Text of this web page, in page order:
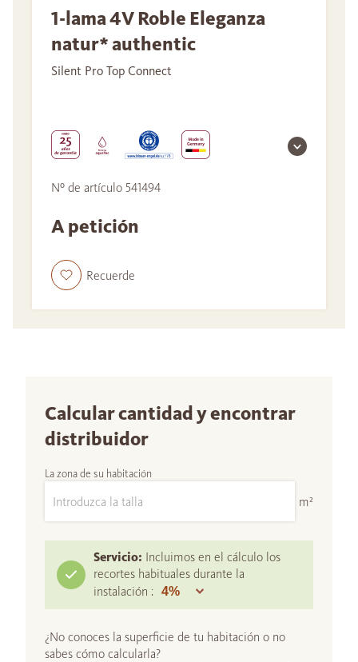
1-lama 4V Roble Eleganza
natur* authentic
Silent Pro Top Connect
Nº de artículo 541494
A petición
Recuerde
Calcular cantidad y encontrar
distribuidor
La zona de su habitación
m²
Servicio: Incluimos en el cálculo los
recortes habituales durante la
instalación :
¿No conoces la superficie de tu habitación o no
sabes cómo calcularla?